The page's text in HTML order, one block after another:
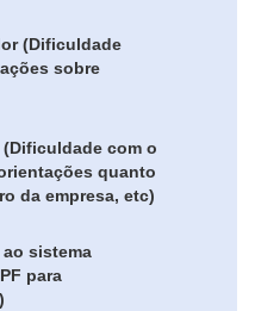
(Dificuldade
sobre
com o
quanto
da empresa, etc)
sistema
para